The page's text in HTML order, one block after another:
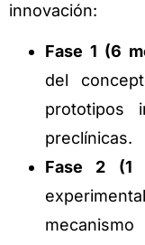
innovación:
Fase 1 (6
del
prototipos
preclínicas.
Fase 2 (1